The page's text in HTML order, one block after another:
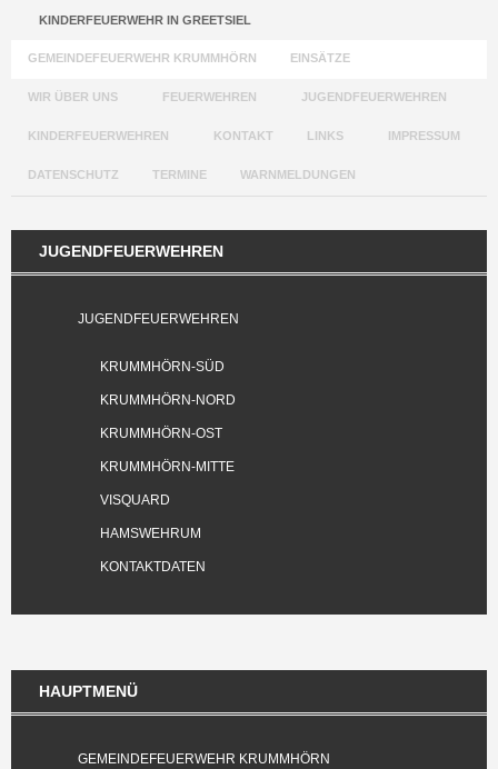
KINDERFEUERWEHR IN GREETSIEL
GEMEINDEFEUERWEHR KRUMMHÖRN EINSÄTZE
WIR ÜBER UNS FEUERWEHREN JUGENDFEUERWEHREN
KINDERFEUERWEHREN KONTAKT LINKS IMPRESSUM
DATENSCHUTZ TERMINE WARNMELDUNGEN
JUGENDFEUERWEHREN
JUGENDFEUERWEHREN
KRUMMHÖRN-SÜD
KRUMMHÖRN-NORD
KRUMMHÖRN-OST
KRUMMHÖRN-MITTE
VISQUARD
HAMSWEHRUM
KONTAKTDATEN
HAUPTMENÜ
GEMEINDEFEUERWEHR KRUMMHÖRN